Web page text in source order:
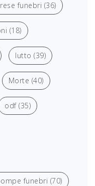
funebri (36)
(18)
lutto (39)
Morte (40)
odf(35)
funebri (70)